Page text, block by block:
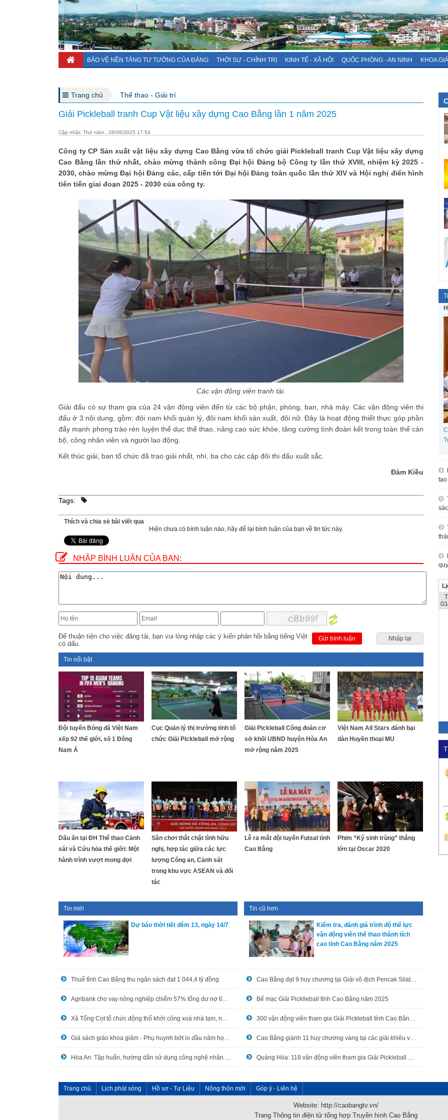
BẢO VỆ NỀN TẢNG TƯ TƯỞNG CỦA ĐẢNG THỜI SỰ - CHÍNH TRỊ KINH TẾ - XÃ HỘI QUỐC PHÒNG - AN NINH KHOA
Trang chủ Thể thao - Giải trí
Giải Pickleball tranh Cup Vật liệu xây dựng Cao Bằng lần 1 năm 2025
Cập nhật: Thứ năm , 26/06/2025 17:54
Công ty CP Sản xuất vật liệu xây dựng Cao Bằng vừa tổ chức giải Pickleball tranh Cup Vật liệu xây dựng
Cao Bằng lần thứ nhất, chào mừng thành công Đại hội Đảng bộ Công ty lần thứ XVIII, nhiệm kỳ 2025 -
2030, chào mừng Đại hội Đảng các, cấp tiến tới Đại hội Đảng toàn quốc lần thứ XIV và Hội nghị điển hình
tiên tiến giai đoạn 2025 - 2030 của công ty.
Các vận động viên tranh tài.
Giải đấu có sự tham gia của 24 vận động viên đến từ các bộ phận, phòng, ban, nhà máy. Các vận động viên thi
đấu ở 3 nội dung, gồm: đôi nam khối quản lý, đôi nam khối sản xuất, đôi nữ. Đây là hoạt động thiết thực góp phần
đẩy mạnh phong trào rèn luyện thể dục thể thao, nâng cao sức khỏe, tăng cường tình đoàn kết trong toàn thể cán
bộ, công nhân viên và người lao động.
Kết thúc giải, ban tổ chức đã trao giải nhất, nhì, ba cho các cặp đôi thi đấu xuất sắc.
Đàm Kiều
Tags:
Thích và chia sẻ bài viết qua
Hiện chưa có bình luận nào, hãy để lại bình luận của bạn về tin tức này.
NHẬP BÌNH LUẬN CỦA BẠN:
Để thuận tiện cho việc đăng tải, bạn vui lòng nhập các ý kiến phản hồi bằng tiếng Việt
có dấu.
Gửi bình luận Nhập lại
Tin nổi bật
Đội tuyển Bóng đá Việt Nam
xếp 92 thế giới, số 1 Đông
Nam Á
Cục Quản lý thị trường tỉnh tổ
chức Giải Pickleball mở rộng
Giải Pickleball Công đoàn cơ
sở khối UBND huyện Hòa An
mở rộng năm 2025
Việt Nam All Stars đánh bại
dàn Huyền thoại MU
Dấu ấn tại ĐH Thể thao Cảnh
sát và Cứu hỏa thế giới: Một
hành trình vượt mong đợi
Sân chơi thắt chặt tình hữu
nghị, hợp tác giữa các lực
lượng Công an, Cảnh sát
trong khu vực ASEAN và đối
tác
Lễ ra mắt đội tuyển Futsal tỉnh
Cao Bằng
Phim “Ký sinh trùng” thắng
lớn tại Oscar 2020
Tin mới
Dự báo thời tiết đêm 13, ngày 14/7
Thuế tỉnh Cao Bằng thu ngân sách đạt 1.044,4 tỷ đồng
Tin cũ hơn
Kiểm tra, đánh giá trình độ thể lực
vận động viên thể thao thành tích
cao tỉnh Cao Bằng năm 2025
Bế mạc Giải Picklleball tỉnh Cao Bằng năm 2025
Trang chủ Lịch phát sóng Hồ sơ - Tư Liệu Nông thôn mới Góp ý - Liên hệ
Website: http://caobangtv.vn/
Trang Thông tin điện tử tổng hợp Truyền hình Cao Bằng